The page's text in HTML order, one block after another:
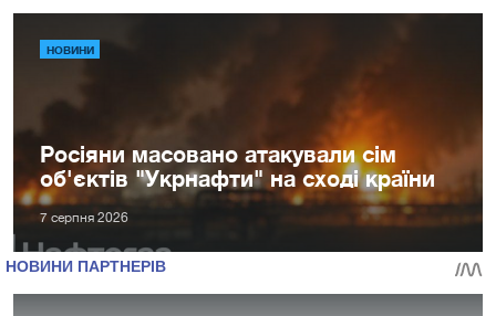
НОВИНИ
Росіяни масовано атакували сім
об'єктів "Укрнафти" на сході країни
7 серпня 2026